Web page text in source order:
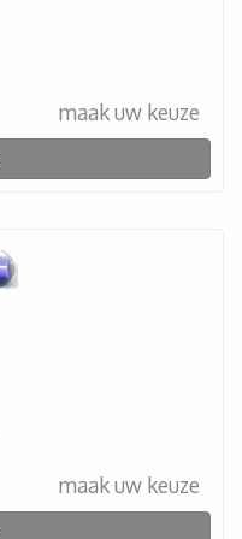
maak uw keuze
maak uw keuze